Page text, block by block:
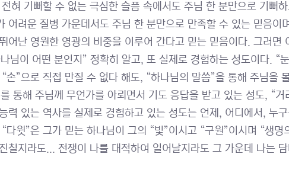
혀 기뻐할 수 없는 극심한 슬픔 속에서도 주님 한 분만으로 기뻐
어려운 질병 가운데서도 주님 한 분만으로 만족할 수 있는 믿음이
어난 영원한 영광의 비중을 이루어 간다고 믿는 믿음이다. 그러면
나님이 어떤 분인지” 정확히 알고, 또 실제로 경험하는 성도이다. “
손”으로 직접 만질 수 없다 해도, “하나님의 말씀”을 통해 주님을
통해 주님께 무언가를 아뢰면서 기도 응답을 받고 있는 성도, “
력 있는 역사를 실제로 경험하고 있는 성도는 언제, 어디에서, 누
다윗”은 그가 믿는 하나님이 그의 “빛”이시고 “구원”이시며 “생
칠지라도... 전쟁이 나를 대적하여 일어날지라도 그 가운데 나는